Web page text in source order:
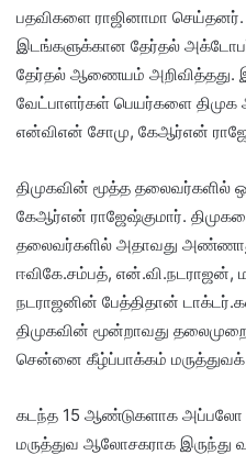
பதவிகளை ராஜினாமா
இடங்களுக்கான தேர்தல்
தேர்தல் ஆணையம் அறிவித்தது.
வேட்பாளர்கள் பெயர்களை திமுக
என்விஎன் சோமு, கேஆர்என்
திமுகவின் மூத்த தலைவர்களில்
கேஆர்என் ராஜேஷ்குமார்.
தலைவர்களில் அதாவது
ஈவிகே.சம்பத், என்.வி.நடராஜன்,
நடராஜனின் பேத்திதான்
திமுகவின் மூன்றாவது
சென்னை கீழ்ப்பாக்கம் மருத்துவக்
கடந்த 15 ஆண்டுகளாக அப்பலோ
மருத்துவ ஆலோசகராக இருந்து